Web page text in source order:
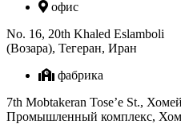
офис
No. 16, 20th Khaled Eslamboli
(Возара), Тегеран, Иран
фабрика
7th Mobtakeran Tose’e St.,
Промышленный комплекс,